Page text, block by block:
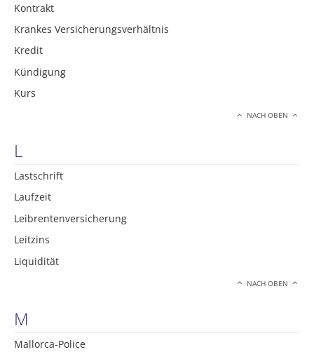
Kontrakt
Krankes Versicherungsverhältnis
Kredit
Kündigung
Kurs
NACH OBEN
L
Lastschrift
Laufzeit
Leibrentenversicherung
Leitzins
Liquidität
NACH OBEN
M
Mallorca-Police